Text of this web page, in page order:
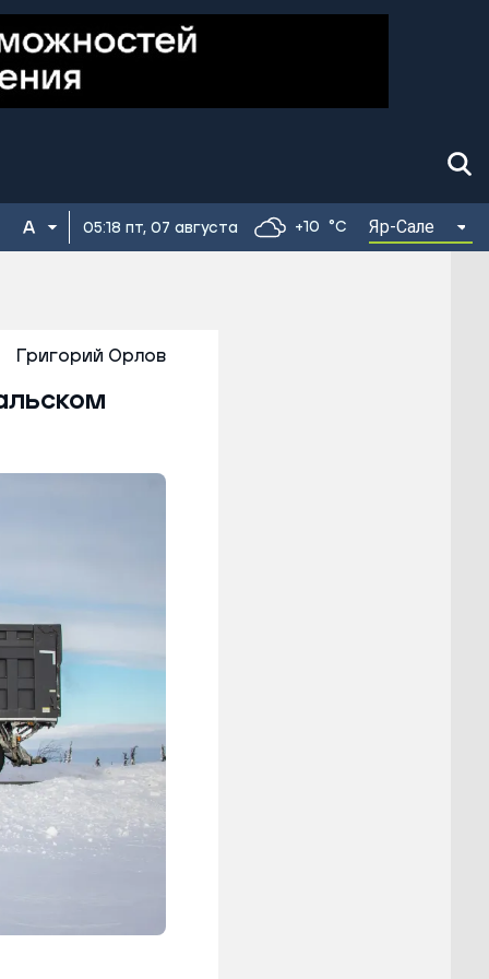
05:18 пт, 07 августа +10 °C Яр-Сале
Григорий Орлов